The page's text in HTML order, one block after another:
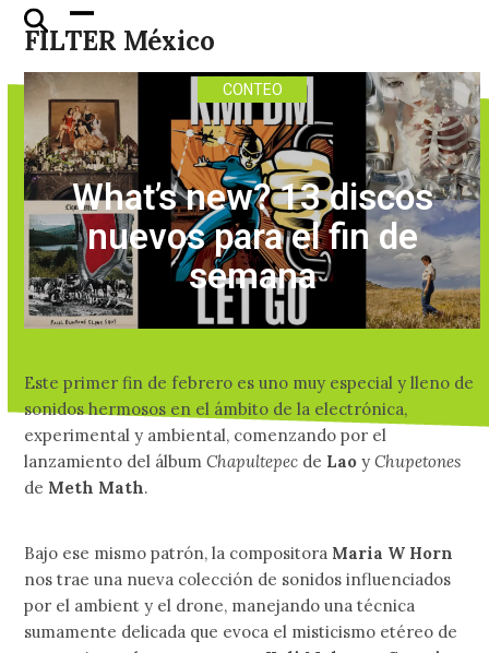
Skip
FILTER México
Open
mobile
menu
Close
mobile
menu
CONTEO
What’s new? 13 discos
nuevos para el fin de
semana
Este primer fin de febrero es uno muy especial y lleno de
sonidos hermosos en el ámbito de la electrónica,
experimental y ambiental, comenzando por el
lanzamiento del álbum Chapultepec de Lao yChupetones
de Meth Math.
Bajo ese mismo patrón, la compositora Maria W Horn
nos trae una nueva colección de sonidos influenciados
por el ambient y el drone, manejando una técnica
sumamente delicada que evoca el misticismo etéreo de